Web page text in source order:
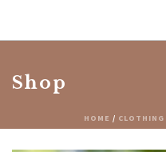
Shop
HOME / CLOTHING